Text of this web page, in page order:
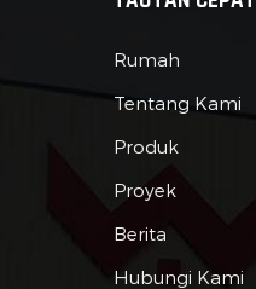
Rumah
Tentang Kami
Produk
Proyek
Berita
Hubungi Kami